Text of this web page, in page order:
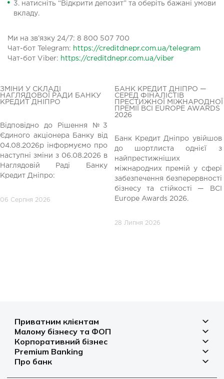
3. натисніть “Відкрити депозит” та оберіть бажані умови
вкладу.
Ми на зв’язку 24/7: 8 800 507 700
Чат-бот Telegram: https://creditdnepr.com.ua/telegram
Чaт-бот Viber: https://creditdnepr.com.ua/viber
ЗМІНИ У СКЛАДІ
НАГЛЯДОВОЇ РАДИ БАНКУ
КРЕДИТ ДНІПРО
Відповідно до Рішення №3
Єдиного акціонера Банку від
04.08.2026р інформуємо про
наступні зміни з 06.08.2026 в
Наглядовій Раді Банку
Кредит Дніпро:
06 Серпня 2026
БАНК КРЕДИТ ДНІПРО —
СЕРЕД ФІНАЛІСТІВ
ПРЕСТИЖНОЇ МІЖНАРОДНОЇ
ПРЕМІЇ BCI EUROPE AWARDS
2026
Банк Кредит Дніпро увійшов
до шортлиста однієї з
найпрестижніших
міжнародних премій у сфері
забезпечення безперервності
бізнесу та стійкості — BCI
Europe Awards 2026.
28 Липня 2026
Приватним клієнтам
Депозити
Кредити
Платіжні картки
Платежі
Малому бізнесу та ФОП
Рахунок для бізнесу
Фінансування
Корпоративний бізнес
Рахунки і платежі
Депозити
Premium Banking
Депозити
Платіжні картки
Про банк